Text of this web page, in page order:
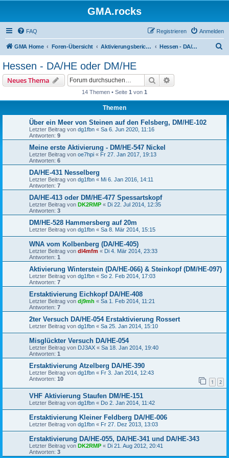
GMA.rocks
FAQ Anmelden
Registrieren
GMA Home Foren-Übersicht Aktivierungsberichte / Activity Reports Hessen - DA/HE oder DM/HE
Hessen - DA/HE oder DM/HE
Neues Thema Suche
14 Themen • Seite 1 von 1
Themen
Über ein Meer von Steinen auf den Felsberg, DM/HE-102
Letzter Beitrag von dg1fbn « Sa 6. Jun 2020, 11:16
Antworten: 9
Meine erste Aktivierung - DM/HE-547 Nickel
Letzter Beitrag von oe7hpi « Fr 27. Jan 2017, 19:13
Antworten: 6
DA/HE-431 Nesselberg
Letzter Beitrag von dg1fbn « Mi 6. Jan 2016, 14:11
Antworten: 7
DA/HE-413 oder DM/HE-477 Spessartskopf
Letzter Beitrag von DK2RMP « Di 22. Jul 2014, 12:35
Antworten: 3
DM/HE-528 Hammersberg auf 20m
Letzter Beitrag von dg1fbn « Sa 8. Mär 2014, 15:15
WNA vom Kolbenberg (DA/HE-405)
Letzter Beitrag von dl4mfm « Di 4. Mär 2014, 23:33
Antworten: 1
Aktivierung Winterstein (DA/HE-066) & Steinkopf (DM/HE-097)
Letzter Beitrag von dg1fbn « So 2. Feb 2014, 17:03
Antworten: 7
Erstaktivierung Eichkopf DA/HE-408
Letzter Beitrag von dj9mh « Sa 1. Feb 2014, 11:21
Antworten: 7
2ter Versuch DA/HE-054 Erstaktivierung Rossert
Letzter Beitrag von dg1fbn « Sa 25. Jan 2014, 15:10
Misglückter Versuch DA/HE-054
Letzter Beitrag von DJ3AX « Sa 18. Jan 2014, 19:40
Antworten: 1
Erstaktivierung Atzelberg DA/HE-390
Letzter Beitrag von dg1fbn « Fr 3. Jan 2014, 12:43
Antworten: 10 1 2
VHF Aktivierung Staufen DM/HE-151
Letzter Beitrag von dg1fbn « Do 2. Jan 2014, 11:42
Erstaktivierung Kleiner Feldberg DA/HE-006
Letzter Beitrag von dg1fbn « Fr 27. Dez 2013, 13:03
Erstaktivierung DA/HE-055, DA/HE-341 und DA/HE-343
Letzter Beitrag von DK2RMP « Di 21. Aug 2012, 20:41
Antworten: 3